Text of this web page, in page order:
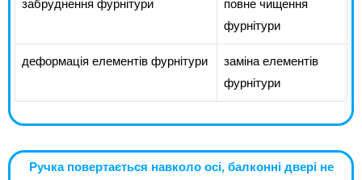
забруднення фурнітури
повне чищення
фурнітури
деформація елементів фурнітури
заміна елементів
фурнітури
Ручка повертається навколо осі, балконні двері не